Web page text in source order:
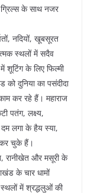
ग्रिल्स के साथ नजर
नदियों, खूबसूरत
स्थलों में सदैव
शूटिंग के लिए फिल्मी
को दुनिया का पसंदीदा
कर रहे हैं। महाराज
पतंग, लक्ष्य,
लगा के हैय स्या,
कर चुके हैं।
रानीखेत और मसूरी के
के चार धामों
स्थलों में श्रद्धलुओं की